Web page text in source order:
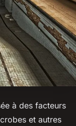
à des facteurs
et autres